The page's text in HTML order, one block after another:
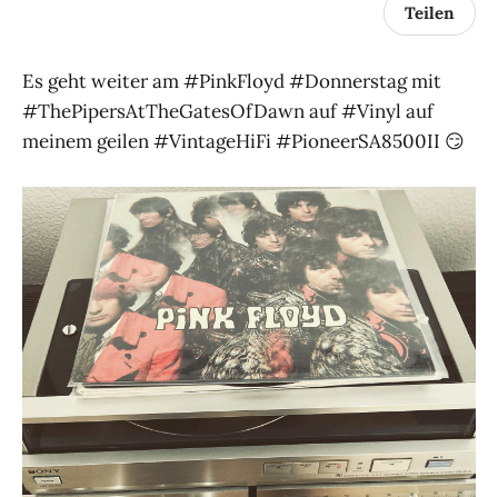
Teilen
Es geht weiter am #PinkFloyd #Donnerstag mit
#ThePipersAtTheGatesOfDawn auf #Vinyl auf
meinem geilen #VintageHiFi #PioneerSA8500II 😏